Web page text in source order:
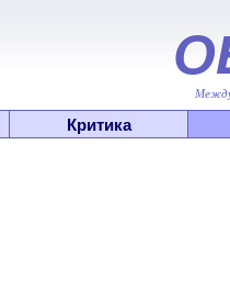
Критика